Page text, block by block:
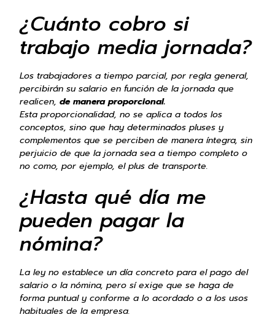
¿Cuánto cobro si
trabajo media jornada?
Los trabajadores a tiempo parcial, por regla general,
percibirán su salario en función de la jornada que
realicen, de manera proporcional.
Esta proporcionalidad, no se aplica a todos los
conceptos, sino que hay determinados pluses y
complementos que se perciben de manera íntegra, sin
perjuicio de que la jornada sea a tiempo completo o
no como, por ejemplo, el plus de transporte.
¿Hasta qué día me
pueden pagar la
nómina?
La ley no establece un día concreto para el pago del
salario o la nómina, pero sí exige que se haga de
forma puntual y conforme a lo acordado o a los usos
habituales de la empresa.